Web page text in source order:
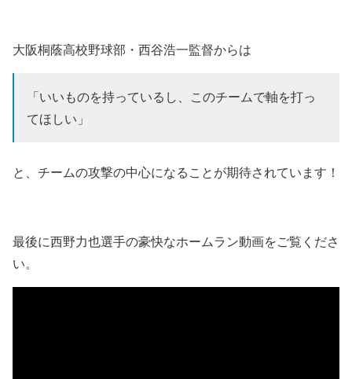
大阪桐蔭高校野球部・西谷浩一監督からは
「いいものを持っているし、このチームで軸を打っ
てほしい」
と、チームの攻撃の中心になることが期待されています！
最後に西野力也選手の豪快なホームラン動画をご覧くださ
い。